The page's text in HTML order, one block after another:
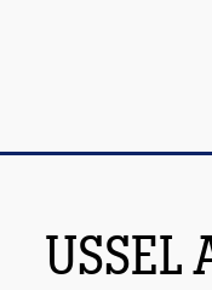
USSEL